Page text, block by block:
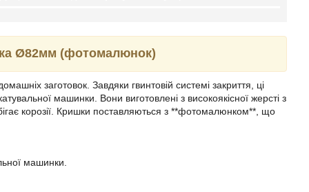
Ø82мм (фотомалюнок)
заготовок. Завдяки гвинтовій системі закриття, ці
машинки. Вони виготовлені з високоякісної жерсті з
корозії. Кришки поставляються з **фотомалюнком**, що
машинки.